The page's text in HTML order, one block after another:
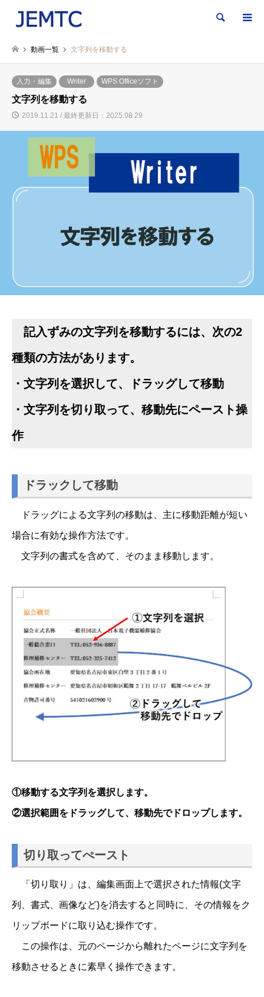
検索
動画一覧 文字列を移動する
入力・編集 Writer WPS Officeソフト
文字列を移動する
2019.11.21 / 最終更新日：2025.08.29
記入ずみの文字列を移動するには、次の2
種類の方法があります。
・文字列を選択して、ドラッグして移動
・文字列を切り取って、移動先にペースト操
作
ドラックして移動
ドラッグによる文字列の移動は、主に移動距離が短い
場合に有効な操作方法です。
文字列の書式を含めて、そのまま移動します。
①移動する文字列を選択します。
②選択範囲をドラッグして、移動先でドロップします。
切り取ってぺースト
「切り取り」は、編集画面上で選択された情報(文字
列、書式、画像など)を消去すると同時に、その情報をク
リップボードに取り込む操作です。
この操作は、元のページから離れたページに文字列を
移動させるときに素早く操作できます。